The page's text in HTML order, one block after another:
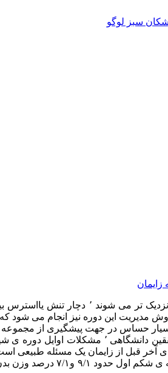
مدیریت این دوره نیز انجام می شود
٬ دوره ی انتقال دوره ی بسیار حساس در
با وجود تلاش بسیار متخصصین عملی
ی آخر قبل از زایمان یک مسئله طبیعی
سه هفته قبل از